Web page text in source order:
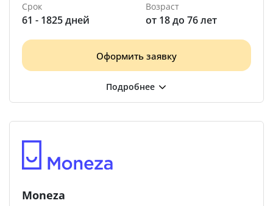
Срок
61 - 1825 дней
Возраст
от 18 до 76 лет
Оформить заявку
Moneza